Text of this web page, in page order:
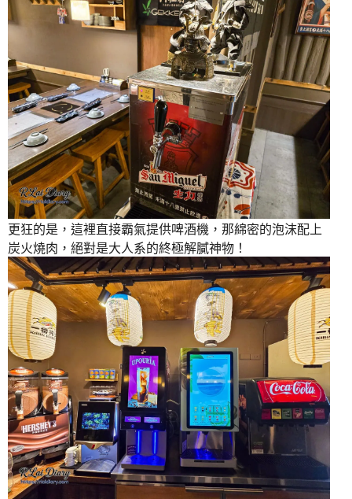
更狂的是，這裡直接霸氣提供啤酒機，那綿密的泡沫配上
炭火燒肉，絕對是大人系的終極解膩神物！